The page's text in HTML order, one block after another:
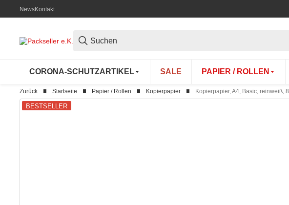
NewsKontakt
CORONA-SCHUTZARTIKEL SALE PAPIER / ROLLEN
Zurück Startseite Papier / Rollen Kopierpapier Kopierpapier, A4, Basic, reinweiß,
BESTSELLER